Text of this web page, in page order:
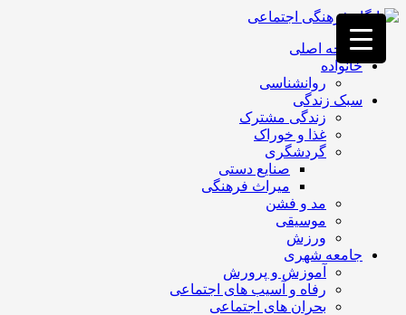
فصد
خون
غرب
تهران
خشکشویی
تصفیه
تهران
صفحه اصلی
خانواده
روانشناسی
سبک زندگی
زندگی مشترک
غذا و خوراک
گردشگری
صنایع دستی
میراث فرهنگی
مد و فشن
موسیقی
ورزش
جامعه شهری
آموزش و پرورش
رفاه و آسیب های اجتماعی
بحران های اجتماعی